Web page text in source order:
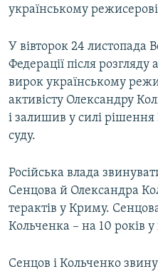
українському
У вівторок 24 листопада
Федерації після розгляду
вирок українському
активісту Олександру
і залишив у силі
суду.
Російська влада
Сенцова й Олександра
терактів у Криму.
Кольченка – на 10 років
Сенцов і Кольченко